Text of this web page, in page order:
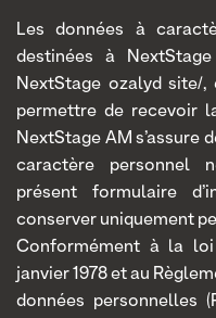
Les données à
destinées à
NextStage ozalyd site/
permettre de recevoir
NextStage AM s’assure
caractère personnel
présent formulaire
conserver uniquement
Conformément à la
janvier 1978 et au
données personnelles